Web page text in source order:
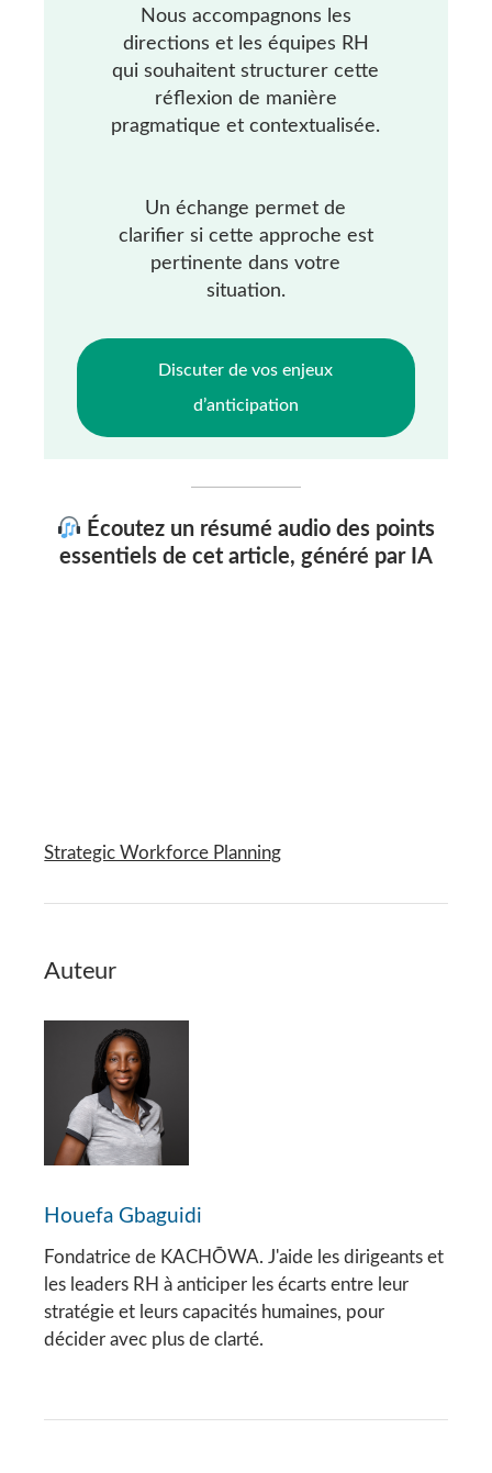
Nous accompagnons les
directions et les équipes RH
qui souhaitent structurer cette
réflexion de manière
pragmatique et contextualisée.
Un échange permet de
clarifier si cette approche est
pertinente dans votre
situation.
Discuter de vos enjeux
d’anticipation
Écoutez un résumé audio des points
essentiels de cet article, généré par IA
Strategic Workforce Planning
Auteur
Houefa Gbaguidi
Fondatrice de KACHŌWA. J'aide les dirigeants et
les leaders RH à anticiper les écarts entre leur
stratégie et leurs capacités humaines, pour
décider avec plus de clarté.